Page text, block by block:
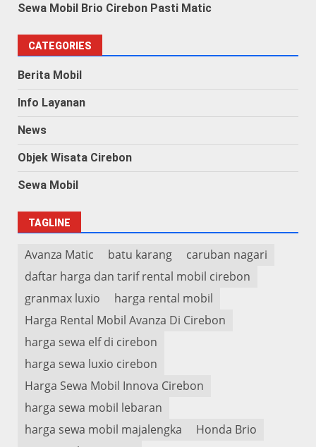
Sewa Mobil Brio Cirebon Pasti Matic
CATEGORIES
Berita Mobil
Info Layanan
News
Objek Wisata Cirebon
Sewa Mobil
TAGLINE
Avanza Matic batu karang
caruban nagari
daftar harga dan tarif rental mobil cirebon
granmax luxio
harga rental mobil
Harga Rental Mobil Avanza Di Cirebon
harga sewa elf di cirebon
harga sewa luxio cirebon
Harga Sewa Mobil Innova Cirebon
harga sewa mobil lebaran
harga sewa mobil majalengka
Honda Brio